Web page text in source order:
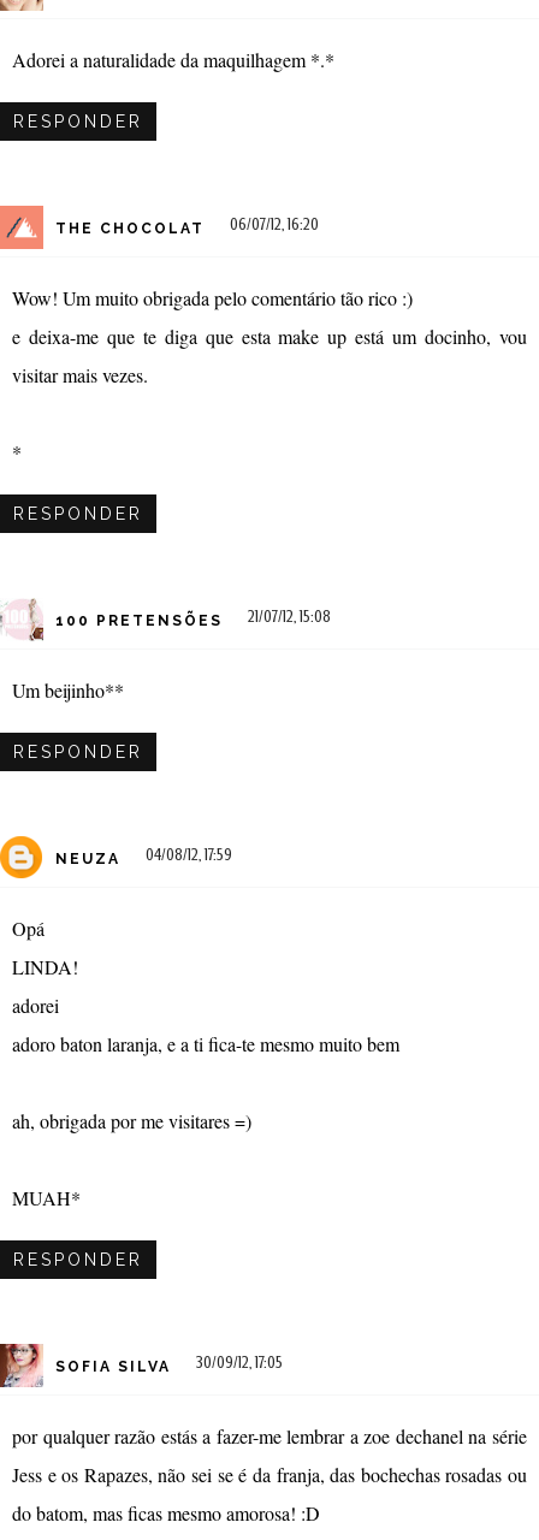
Adorei a naturalidade da maquilhagem *.*
RESPONDER
THE CHOCOLAT 06/07/12, 16:20
Wow! Um muito obrigada pelo comentário tão rico :)
e deixa-me que te diga que esta make up está um docinho, vou
visitar mais vezes.
*
RESPONDER
100 PRETENSÕES 21/07/12, 15:08
Um beijinho**
RESPONDER
NEUZA 04/08/12, 17:59
Opá
LINDA!
adorei
adoro baton laranja, e a ti fica-te mesmo muito bem
ah, obrigada por me visitares =)
MUAH*
RESPONDER
SOFIA SILVA 30/09/12, 17:05
por qualquer razão estás a fazer-me lembrar a zoe dechanel na série
Jess e os Rapazes, não sei se é da franja, das bochechas rosadas ou
do batom, mas ficas mesmo amorosa! :D